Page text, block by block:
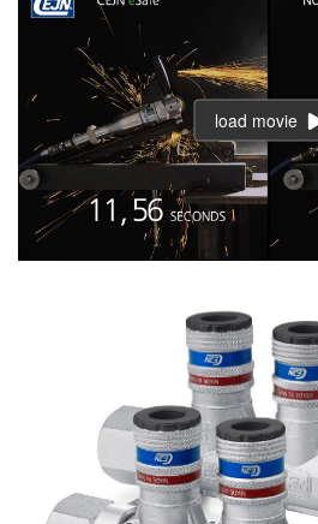
load movie